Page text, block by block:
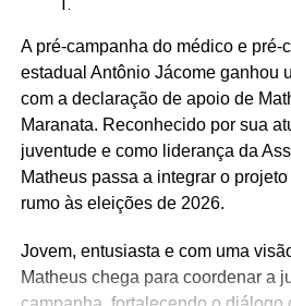
Wesley Mendes (BA)
Mãe Bernadete de Oxóssi
Ariane Magalhães (RJ)
O PSOL afirma ser a favor da
combate o racismo religioso.
filiados, há pessoas que se
causa, sendo esta uma iniciativa
A pré-campanha do médico e pré-
estadual Antônio Jácome ganhou
com a declaração de apoio de
Maranata. Reconhecido por sua
juventude e como liderança da
Matheus passa a integrar o
rumo às eleições de 2026.
Jovem, entusiasta e com uma
Matheus chega para coordenar a